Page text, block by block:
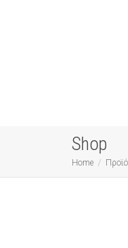
Shop
Home